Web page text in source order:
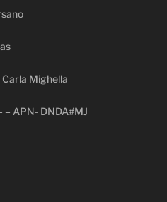
Mighella
APN- DNDA#MJ